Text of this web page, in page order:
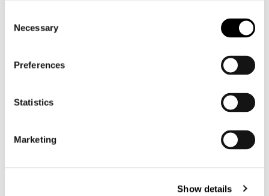
Selection
Necessary
Preferences
Statistics
Marketing
Show details